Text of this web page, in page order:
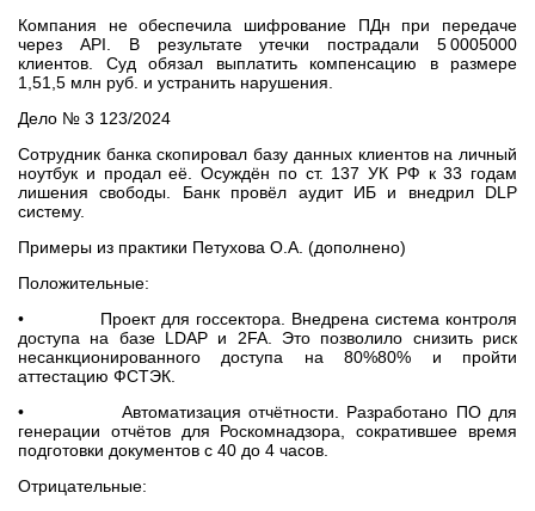
Компания не обеспечила шифрование ПДн при передаче
через API. В результате утечки пострадали 5 0005000
клиентов. Суд обязал выплатить компенсацию в размере
1,51,5 млн руб. и устранить нарушения.
Дело № 3 123/2024
Сотрудник банка скопировал базу данных клиентов на личный
ноутбук и продал её. Осуждён по ст. 137 УК РФ к 33 годам
лишения свободы. Банк провёл аудит ИБ и внедрил DLP
систему.
Примеры из практики Петухова О.А. (дополнено)
Положительные:
• Проект для госсектора. Внедрена система контроля
доступа на базе LDAP и 2FA. Это позволило снизить риск
несанкционированного доступа на 80%80% и пройти
аттестацию ФСТЭК.
• Автоматизация отчётности. Разработано ПО для
генерации отчётов для Роскомнадзора, сократившее время
подготовки документов с 40 до 4 часов.
Отрицательные: